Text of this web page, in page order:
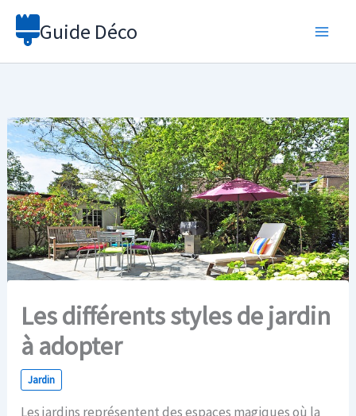
Aller
Guide Déco
Les différents styles de jardin
à adopter
Jardin
Les jardins représentent des espaces magiques où la